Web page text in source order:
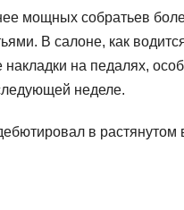
мощных собратьев
В салоне, как
на педалях,
неделе.
в